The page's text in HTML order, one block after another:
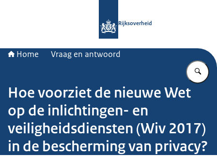
Rijksoverheid
Home Vraag en antwoord
Hoe voorziet de nieuwe Wet
op de inlichtingen- en
veiligheidsdiensten (Wiv 2017)
in de bescherming van privacy?